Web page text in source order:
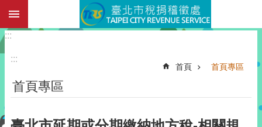
跳到主要內容區塊
:::
:::
首頁 首頁專區
首頁專區